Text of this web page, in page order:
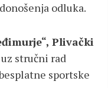
odluka.
Plivački
uz stručni rad
sportske